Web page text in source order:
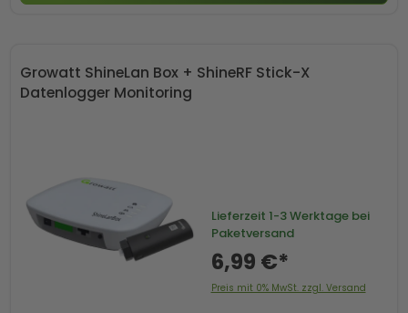
Growatt ShineLan Box + ShineRF Stick-X
Datenlogger Monitoring
Lieferzeit 1-3 Werktage bei
Paketversand
6,99 €*
Preis mit 0% MwSt. zzgl. Versand